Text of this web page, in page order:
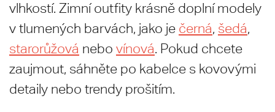
vlhkostí. Zimní outfity krásně doplní modely
v tlumených barvách, jako je černá, šedá,
starorůžová nebo vínová. Pokud chcete
zaujmout, sáhněte po kabelce s kovovými
detaily nebo trendy prošitím.